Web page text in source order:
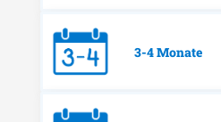
3-4 Monate